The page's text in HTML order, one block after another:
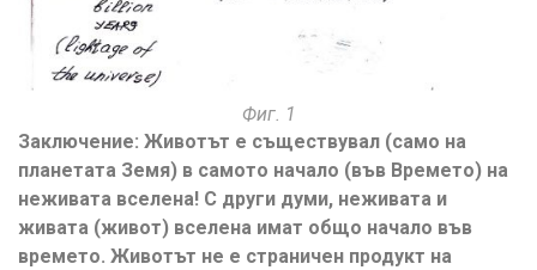
Фиг. 1
Заключение: Животът е съществувал (само на
планетата Земя) в самото начало (във Времето) на
неживата вселена! С други думи, неживата и
живата (живот) вселена имат общо начало във
времето. Животът не е страничен продукт на